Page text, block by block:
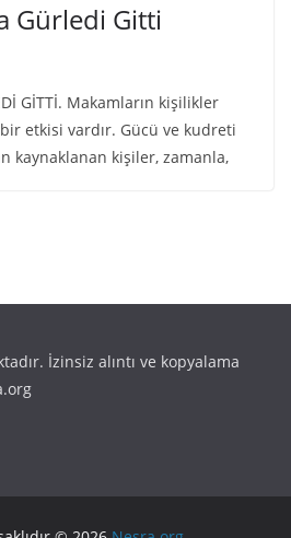
Gürledi Gitti
GİTTİ. Makamların kişilikler
etkisi vardır. Gücü ve kudreti
kaynaklanan kişiler, zamanla,
İzinsiz alıntı ve kopyalama